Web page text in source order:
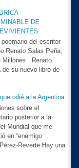
DE
poemario del escritor
Renato Salas Peña,
Millones Renato
su nuevo libro de
odié a la Argentina
sobre el
posterior a la
Mundial que me
en “enemigo
Reverte Hay una